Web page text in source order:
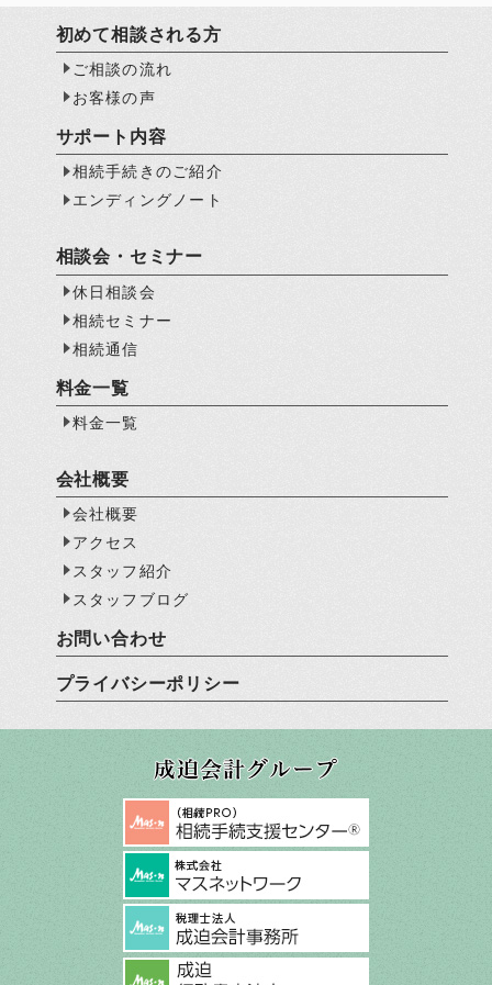
初めて相談される方
ご相談の流れ
お客様の声
サポート内容
相続手続きのご紹介
エンディングノート
相談会・セミナー
休日相談会
相続セミナー
相続通信
料金一覧
料金一覧
会社概要
会社概要
アクセス
スタッフ紹介
スタッフブログ
お問い合わせ
プライバシーポリシー